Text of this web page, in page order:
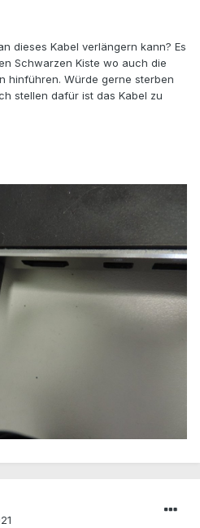
dieses Kabel verlängern kann? Es
Schwarzen Kiste wo auch die
hinführen. Würde gerne sterben
stellen dafür ist das Kabel zu